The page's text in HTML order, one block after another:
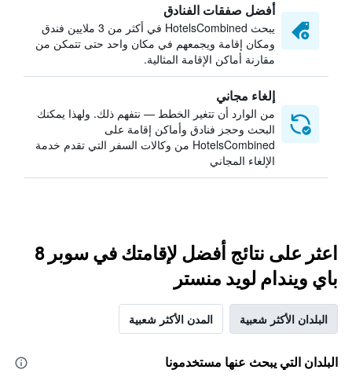
أفضل صفقات الفنادق
يبحث HotelsCombined في أكثر من 3 ملايين فندق
ومكان إقامة ويجمعهم في مكان واحد حتى تتمكن من
مقارنة أماكن الإقامة المثالية.
إلغاء مجاني
من الوارد أن تتغير الخطط — نتفهم ذلك. ولهذا يمكنك
البحث وحجز فنادق وأماكن إقامة على
HotelsCombined من وكالات السفر التي تقدم خدمة
الإلغاء المجاني
اعثر على نتائج أفضل لإقامتك في سوبر 8
باي ويندام لويد منستر
البلدان الأكثر شعبية المدن الأكثر شعبية
البلدان التي يبحث عنها مستخدمونا